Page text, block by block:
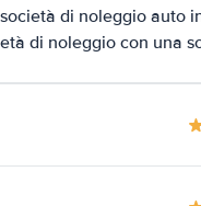
di noleggio auto
di noleggio con una